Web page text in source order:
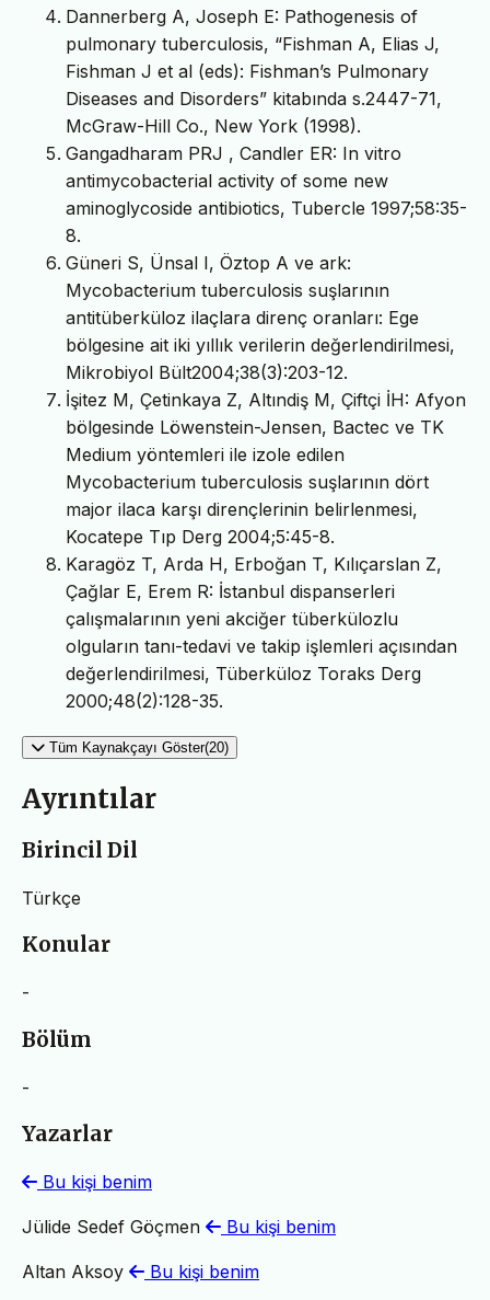
Dannerberg A, Joseph E: Pathogenesis of
pulmonary tuberculosis, “Fishman A, Elias J,
Fishman J et al (eds): Fishman’s Pulmonary
Diseases and Disorders” kitabında s.2447-71,
McGraw-Hill Co., New York (1998).
Gangadharam PRJ , Candler ER: In vitro
antimycobacterial activity of some new
aminoglycoside antibiotics, Tubercle 1997;58:35-
8.
Güneri S, Ünsal I, Öztop A ve ark:
Mycobacterium tuberculosis suşlarının
antitüberküloz ilaçlara direnç oranları: Ege
bölgesine ait iki yıllık verilerin değerlendirilmesi,
Mikrobiyol Bült2004;38(3):203-12.
İşitez M, Çetinkaya Z, Altındiş M, Çiftçi İH: Afyon
bölgesinde Löwenstein-Jensen, Bactec ve TK
Medium yöntemleri ile izole edilen
Mycobacterium tuberculosis suşlarının dört
major ilaca karşı dirençlerinin belirlenmesi,
Kocatepe Tıp Derg 2004;5:45-8.
Karagöz T, Arda H, Erboğan T, Kılıçarslan Z,
Çağlar E, Erem R: İstanbul dispanserleri
çalışmalarının yeni akciğer tüberkülozlu
olguların tanı-tedavi ve takip işlemleri açısından
değerlendirilmesi, Tüberküloz Toraks Derg
2000;48(2):128-35.
Tüm Kaynakçayı Göster(20)
Ayrıntılar
Birincil Dil
Türkçe
Konular
-
Bölüm
-
Yazarlar
Bu kişi benim
Jülide Sedef Göçmen Bu kişi benim
Altan Aksoy Bu kişi benim